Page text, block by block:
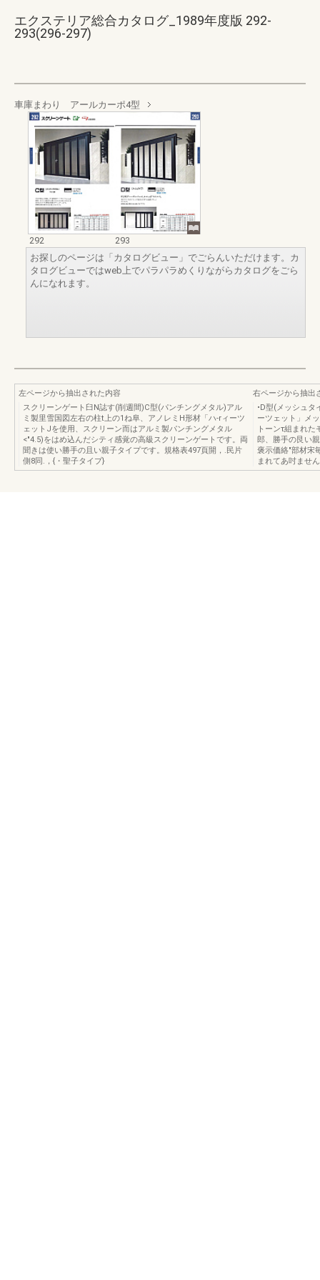
エクステリア総合カタログ_1989年度版 292-
293(296-297)
車庫まわり アールカーポ4型
292
293
お探しのページは「カタログビュー」でごらんいただけます。カ
タログビューではweb上でパラパラめくりながらカタログをごら
んになれます。
左ページから抽出された内容
スクリーンゲート臼N誌す(削週間)C型(パンチングメタル)アル
ミ製里雪国図左右の柱t上の1ね阜、アノレミH形材「ハ-rィーツ
ェットJを使用、スクリーン而はアルミ製パンチングメタル
<"4.5)をはめ込んだシティ感覚の高級スクリーンゲートです。両
聞きは使い勝手の且い親子タイプです。規格表497頁開，.民片
側8同.，{・聖子タイプ}
右ページから抽出
•D型(メッシュタ
ーツェット」メ
トーンτ組まれ
郎、勝手の艮い
褒示価絡"部材宋
まれてあ吋ませ